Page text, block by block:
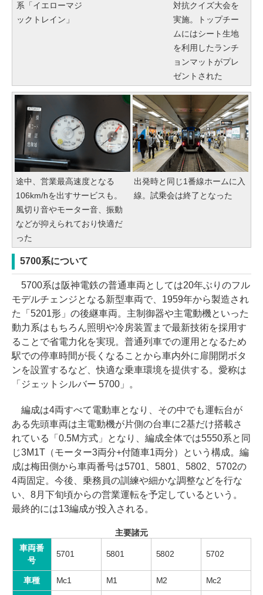
系「イエローマジ
ックトレイン」
対抗クイズ大会を
実施。トップチー
ムにはシート生地
を利用したランチ
ョンマットがプレ
ゼントされた
途中、営業最高速度となる
106km/hを出すサービスも。
風切り音やモーター音、振動
などが抑えられており快適だ
った
出発時と同じ1番線ホームに入
線。試乗会は終了となった
5700系について
5700系は阪神電鉄の普通車両としては20年ぶりのフル
モデルチェンジとなる新型車両で、1959年から製造され
た「5201形」の後継車両。主制御器や主電動機といった
動力系はもちろん照明や冷房装置まで最新技術を採用す
ることで省電力化を実現。普通列車での運用となるため
駅での停車時間が長くなることから車内外に扉開閉ボタ
ンを設置するなど、快適な乗車環境を提供する。愛称は
「ジェットシルバー 5700」。
編成は4両すべて電動車となり、その中でも運転台が
ある先頭車両は主電動機が片側の台車に2基だけ搭載さ
れている「0.5M方式」となり、編成全体では5550系と同
じ3M1T（モーター3両分+付随車1両分）という構成。編
成は梅田側から車両番号は5701、5801、5802、5702の
4両固定。今後、乗務員の訓練や細かな調整などを行な
い、8月下旬頃からの営業運転を予定しているという。
最終的には13編成が投入される。
主要諸元
車両番
号
5701 5801 5802 5702
車種 Mc1 M1 M2 Mc2